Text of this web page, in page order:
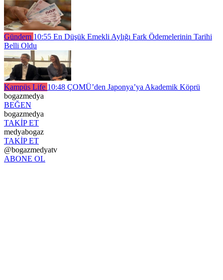
Gündem 10:55 En Düşük Emekli Aylığı Fark Ödemelerinin Tarihi
Belli Oldu
Kampüs Life 10:48 ÇOMÜ’den Japonya’ya Akademik Köprü
bogazmedya
BEĞEN
bogazmedya
TAKİP ET
medyabogaz
TAKİP ET
@bogazmedyatv
ABONE OL